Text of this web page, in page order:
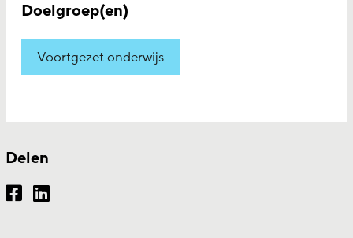
Doelgroep(en)
Voortgezet onderwijs
Delen